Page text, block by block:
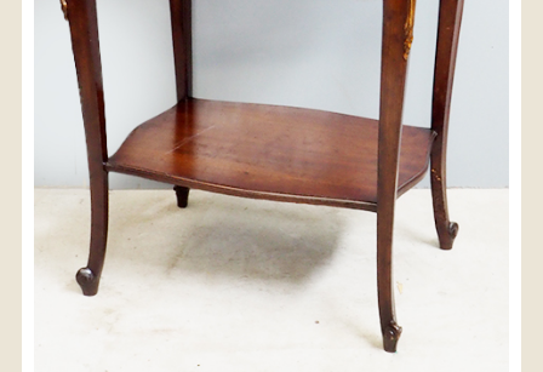
【送料を確認する】
お届け先、送料ランクを選択する事で送料が表
示されます。
お届け先
送料ランク